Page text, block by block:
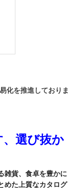
化を推進しておりま
選び抜か
雑貨、食卓を豊かに
めた上質なカタログ